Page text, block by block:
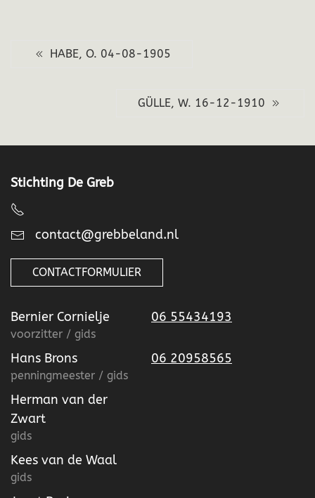
HABE, O. 04-08-1905
GÜLLE, W. 16-12-1910
Stichting De Greb
contact@grebbeland.nl
CONTACTFORMULIER
Bernier Cornielje
voorzitter / gids
06 55434193
Hans Brons
penningmeester / gids
06 20958565
Herman van der
Zwart
gids
Kees van de Waal
gids